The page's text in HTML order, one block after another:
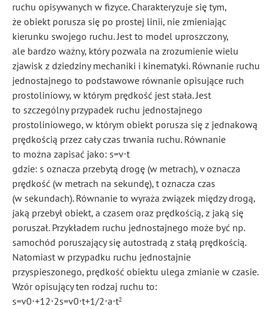
ruchu opisywanych w fizyce. Charakteryzuje się tym,
że obiekt porusza się po prostej linii, nie zmieniając
kierunku swojego ruchu. Jest to model uproszczony,
ale bardzo ważny, który pozwala na zrozumienie wielu
zjawisk z dziedziny mechaniki i kinematyki. Równanie ruchu
jednostajnego to podstawowe równanie opisujące ruch
prostoliniowy, w którym prędkość jest stała. Jest
to szczególny przypadek ruchu jednostajnego
prostoliniowego, w którym obiekt porusza się z jednakową
prędkością przez cały czas trwania ruchu. Równanie
to można zapisać jako: s=v⋅t
gdzie: s oznacza przebytą drogę (w metrach), v oznacza
prędkość (w metrach na sekundę), t oznacza czas
(w sekundach). Równanie to wyraża związek między drogą,
jaką przebył obiekt, a czasem oraz prędkością, z jaką się
poruszał. Przykładem ruchu jednostajnego może być np.
samochód poruszający się autostradą z stałą prędkością.
Natomiast w przypadku ruchu jednostajnie
przyspieszonego, prędkość obiektu ulega zmianie w czasie.
Wzór opisujący ten rodzaj ruchu to:
s=v0⋅+12⋅2s=v0⋅t+1/2⋅a⋅t2